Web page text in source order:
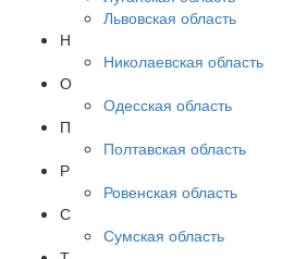
Львовская область
Н
Николаевская область
О
Одесская область
П
Полтавская область
Р
Ровенская область
С
Сумская область